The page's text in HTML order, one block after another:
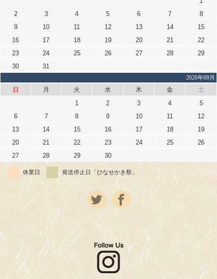
2
3 4 5 6 7
8
9
10 11 12 13 14
15
16
17 18 19 20 21
22
23
24 25 26 27 28
29
30
31
2026年09月
日 月 火 水 木 金
土
1
2 3 4
5
6
7 8 9 10 11
12
13
14 15 16 17 18
19
20
21 22 23 24 25
26
27
28 29 30
休業日 発送停止日「ひなせかき祭」